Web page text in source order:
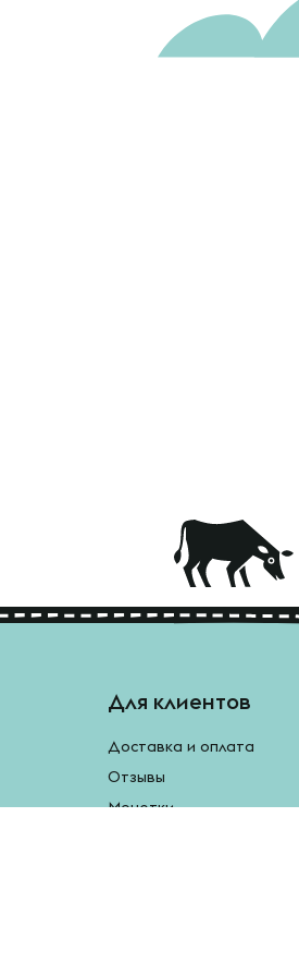
Для клиентов
Доставка и оплата
Отзывы
Монетки